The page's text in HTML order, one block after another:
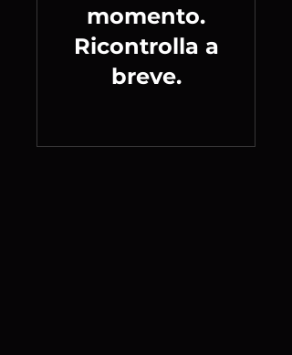
momento.
Ricontrolla a
breve.